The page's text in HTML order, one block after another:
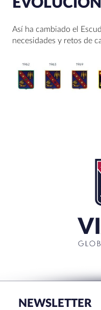
Así ha cambiado el
necesidades y retos de
NEWSLETTER